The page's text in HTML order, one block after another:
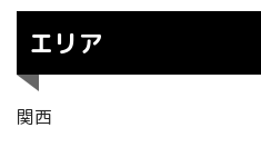
エリア
関西